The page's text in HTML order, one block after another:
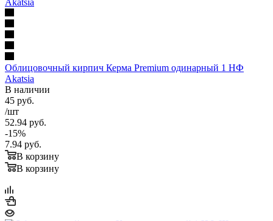
Облицовочный кирпич Керма Premium одинарный 1 НФ
Akatsia
В наличии
45 руб.
/шт
52.94 руб.
-15%
7.94 руб.
В корзину
В корзину